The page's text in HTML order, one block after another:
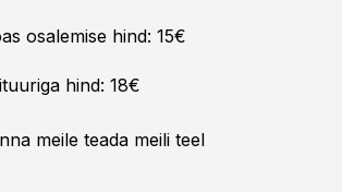
osalemise hind: 15€
hind: 18€
meile teada meili teel